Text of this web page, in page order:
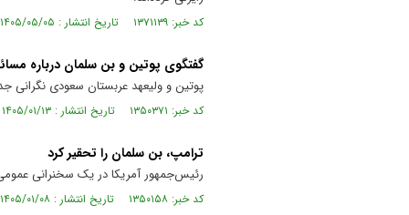
کد خبر: ۱۳۷۱۱۳۹ تاریخ انتشار : ۱۴۰۵/۰۵/۰۵
گفتگوی پوتین و بن سلمان درباره
پوتین و ولیعهد عربستان سعودی نگرانی
کد خبر: ۱۳۵۰۳۷۱ تاریخ انتشار : ۱۴۰۵/۰۱/۱۳
ترامپ، بن سلمان را تحقیر کرد
رئیس‌جمهور آمریکا در یک سخنرانی
کد خبر: ۱۳۵۰۱۵۸ تاریخ انتشار : ۱۴۰۵/۰۱/۰۸